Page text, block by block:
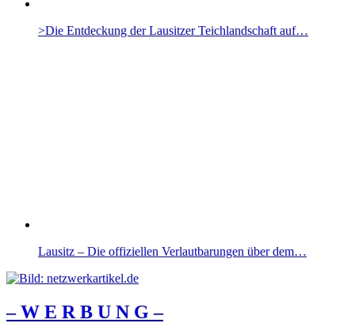
>Die Entdeckung der Lausitzer Teichlandschaft auf…
Lausitz – Die offiziellen Verlautbarungen über dem…
– W Ε R Β U Ν G –